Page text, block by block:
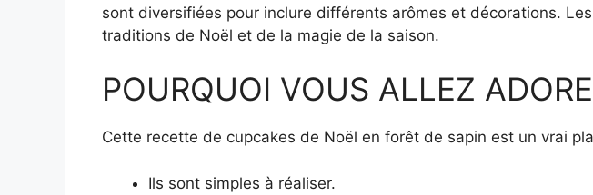
sont diversifiées pour inclure différents arômes et décorations.
traditions de Noël et de la magie de la saison.
POURQUOI VOUS ALLEZ
Cette recette de cupcakes de Noël en forêt de sapin est un vrai
Ils sont simples à réaliser.